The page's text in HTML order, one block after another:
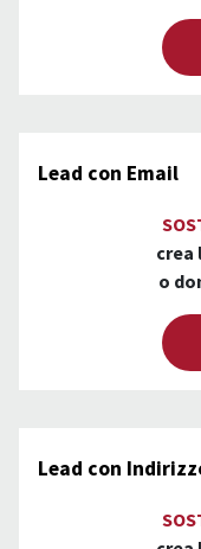
Lead con Email
crea
o
Lead con